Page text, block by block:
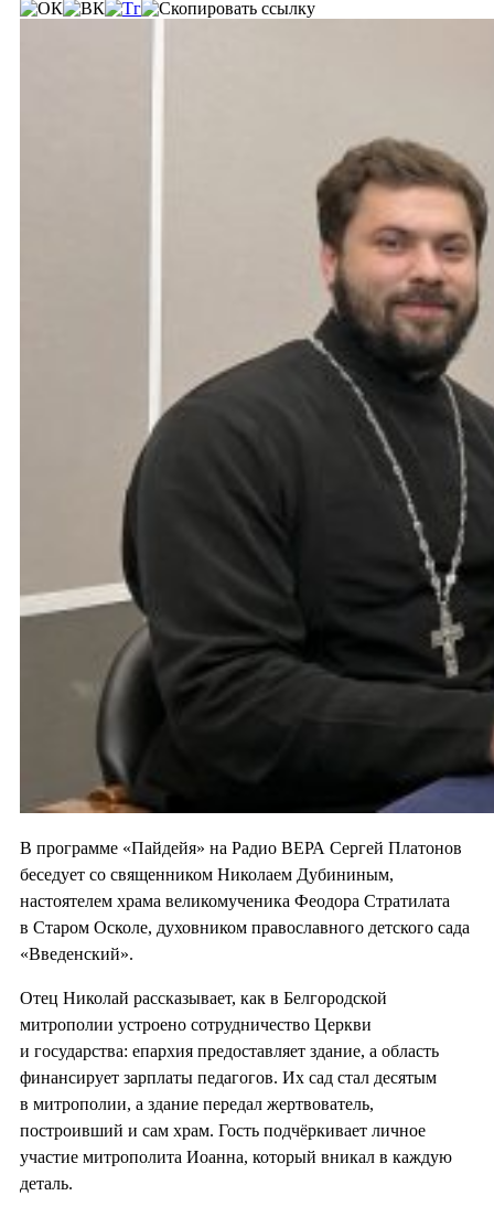
В программе «Пайдейя» на Радио ВЕРА Сергей Платонов
беседует со священником Николаем Дубининым,
настоятелем храма великомученика Феодора Стратилата
в Старом Осколе, духовником православного детского сада
«Введенский».
Отец Николай рассказывает, как в Белгородской
митрополии устроено сотрудничество Церкви
и государства: епархия предоставляет здание, а область
финансирует зарплаты педагогов. Их сад стал десятым
в митрополии, а здание передал жертвователь,
построивший и сам храм. Гость подчёркивает личное
участие митрополита Иоанна, который вникал в каждую
деталь.